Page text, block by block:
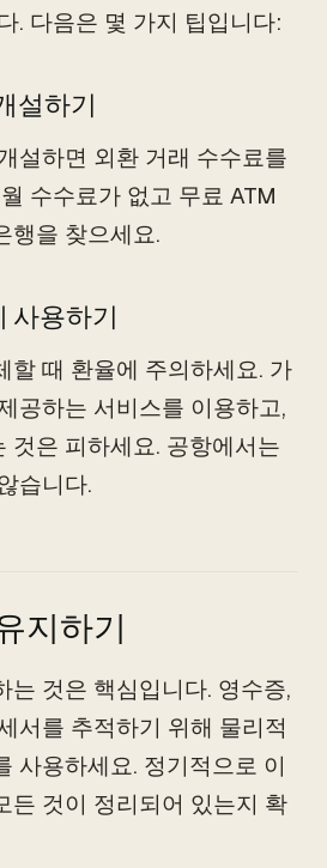
. 다음은 몇 가지 팁입니다:
설하기
설하면 외환 거래 수수료를
수수료가 없고 무료 ATM
행을 찾으세요.
사용하기
할 때 환율에 주의하세요. 가
공하는 서비스를 이용하고,
것은 피하세요. 공항에서는
습니다.
지하기
는 것은 핵심입니다. 영수증,
서를 추적하기 위해 물리적
사용하세요. 정기적으로 이
든 것이 정리되어 있는지 확